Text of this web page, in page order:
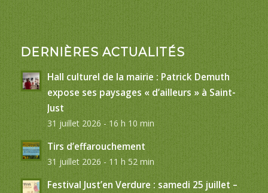
DERNIÈRES ACTUALITÉS
Hall culturel de la mairie : Patrick Demuth
expose ses paysages « d’ailleurs » à Saint-
Just
31 juillet 2026 - 16 h 10 min
Tirs d’effarouchement
31 juillet 2026 - 11 h 52 min
Festival Just’en Verdure : samedi 25 juillet –